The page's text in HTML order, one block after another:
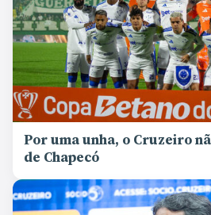
Por uma unha, o Cruzeiro
de Chapecó